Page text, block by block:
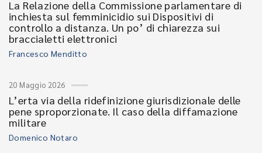
La Relazione della Commissione parlamentare di
inchiesta sul femminicidio sui Dispositivi di
controllo a distanza. Un po’ di chiarezza sui
braccialetti elettronici
Francesco Menditto
20 Maggio 2026
L’erta via della ridefinizione giurisdizionale delle
pene sproporzionate. Il caso della diffamazione
militare
Domenico Notaro